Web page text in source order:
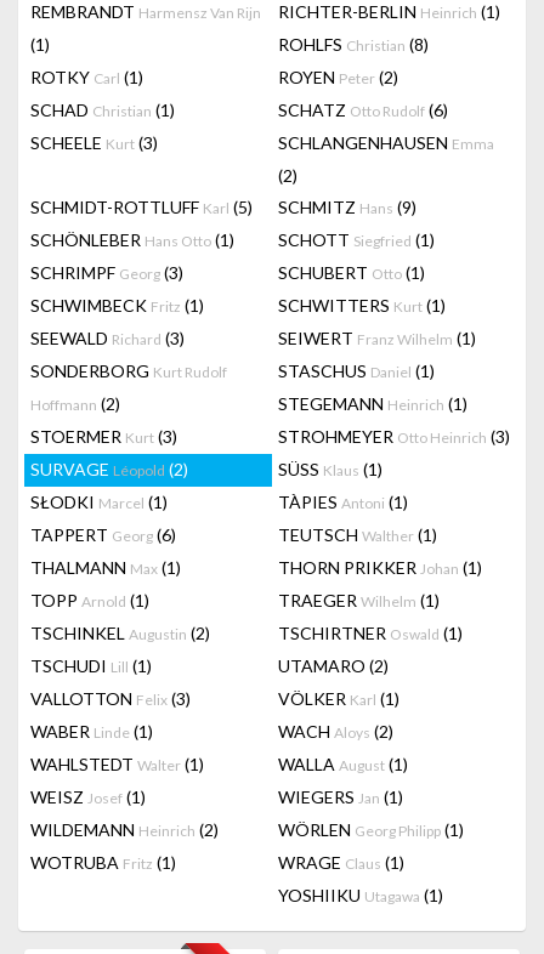
REMBRANDT Harmensz Van Rijn
(1)
RICHTER-BERLIN Heinrich (1)
ROHLFS Christian (8)
ROTKY Carl (1) ROYEN Peter (2)
SCHAD Christian (1) SCHATZ Otto Rudolf (6)
SCHEELE Kurt (3) SCHLANGENHAUSEN Emma
(2)
SCHMIDT-ROTTLUFF Karl (5) SCHMITZ Hans (9)
SCHÖNLEBER Hans Otto (1) SCHOTT Siegfried (1)
SCHRIMPF Georg (3) SCHUBERT Otto (1)
SCHWIMBECK Fritz (1) SCHWITTERS Kurt (1)
SEEWALD Richard (3) SEIWERT Franz Wilhelm (1)
SONDERBORG Kurt Rudolf
Hoffmann (2)
STASCHUS Daniel (1)
STEGEMANN Heinrich (1)
STOERMER Kurt (3) STROHMEYER Otto Heinrich (3)
SURVAGE Léopold (2) SÜSS Klaus (1)
SŁODKI Marcel (1) TÀPIES Antoni (1)
TAPPERT Georg (6) TEUTSCH Walther (1)
THALMANN Max (1) THORN PRIKKER Johan (1)
TOPP Arnold (1) TRAEGER Wilhelm (1)
TSCHINKEL Augustin (2) TSCHIRTNER Oswald (1)
TSCHUDI Lill (1) UTAMARO (2)
VALLOTTON Felix (3) VÖLKER Karl (1)
WABER Linde (1) WACH Aloys (2)
WAHLSTEDT Walter (1) WALLA August (1)
WEISZ Josef (1) WIEGERS Jan (1)
WILDEMANN Heinrich (2) WÖRLEN Georg Philipp (1)
WOTRUBA Fritz (1) WRAGE Claus (1)
YOSHIIKU Utagawa (1)